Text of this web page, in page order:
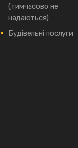
(тимчасово не
надаються)
Будівельні послуги